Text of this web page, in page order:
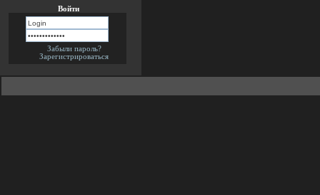
Войти
Забыли пароль?
Зарегистрироваться